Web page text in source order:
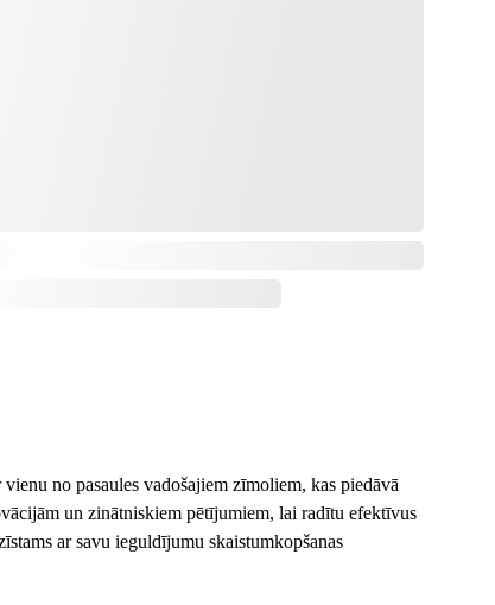
no pasaules vadošajiem zīmoliem, kas piedāvā
un zinātniskiem pētījumiem, lai radītu efektīvus
ar savu ieguldījumu skaistumkopšanas